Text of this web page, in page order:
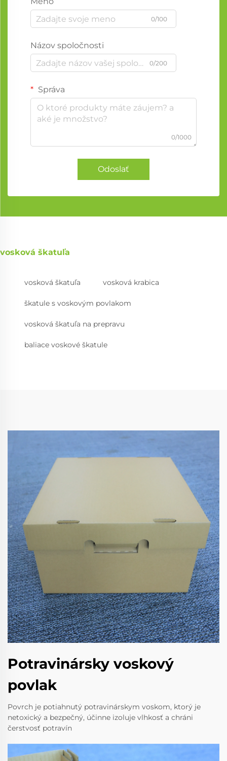
0/100
Názov spoločnosti
0/200
Správa
0/1000
Odoslať
vosková škatuľa
vosková škatuľa vosková krabica
škatule s voskovým povlakom
vosková škatuľa na prepravu
baliace voskové škatule
Potravinársky voskový
povlak
Povrch je potiahnutý potravinárskym voskom, ktorý je
netoxický a bezpečný, účinne izoluje vlhkosť a chráni
čerstvosť potravín